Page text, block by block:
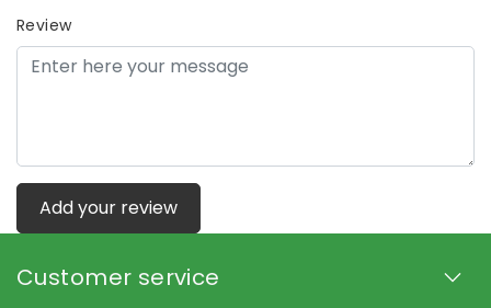
Review
Add your review
Customer service